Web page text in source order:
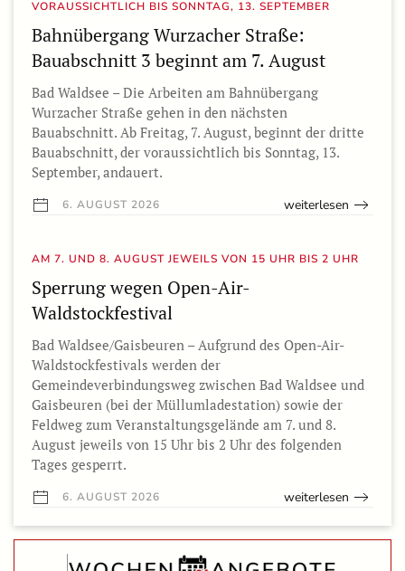
VORAUSSICHTLICH BIS SONNTAG, 13. SEPTEMBER
Bahnübergang Wurzacher Straße:
Bauabschnitt 3 beginnt am 7. August
Bad Waldsee – Die Arbeiten am Bahnübergang
Wurzacher Straße gehen in den nächsten
Bauabschnitt. Ab Freitag, 7. August, beginnt der dritte
Bauabschnitt, der voraussichtlich bis Sonntag, 13.
September, andauert.
6. AUGUST 2026 weiterlesen
AM 7. UND 8. AUGUST JEWEILS VON 15 UHR BIS 2 UHR
Sperrung wegen Open-Air-
Waldstockfestival
Bad Waldsee/Gaisbeuren – Aufgrund des Open-Air-
Waldstockfestivals werden der
Gemeindeverbindungsweg zwischen Bad Waldsee und
Gaisbeuren (bei der Müllumladestation) sowie der
Feldweg zum Veranstaltungsgelände am 7. und 8.
August jeweils von 15 Uhr bis 2 Uhr des folgenden
Tages gesperrt.
6. AUGUST 2026 weiterlesen